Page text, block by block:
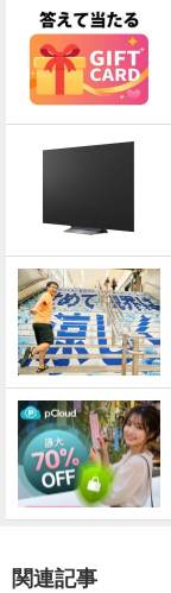
関連記事